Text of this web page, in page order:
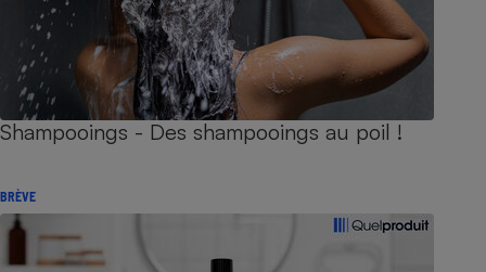
Shampooings - Des shampooings au poil !
BRÈVE